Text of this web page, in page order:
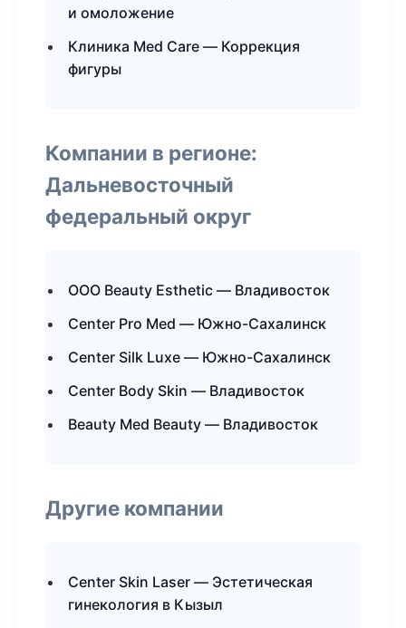
и омоложение
Клиника Med Care — Коррекция
фигуры
Компании в регионе:
Дальневосточный
федеральный округ
ООО Beauty Esthetic — Владивосток
Center Pro Med — Южно-Сахалинск
Center Silk Luxe — Южно-Сахалинск
Center Body Skin — Владивосток
Beauty Med Beauty — Владивосток
Другие компании
Center Skin Laser — Эстетическая
гинекология в Кызыл